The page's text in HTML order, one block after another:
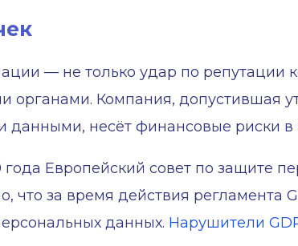
— не только удар по репутации
органами. Компания, допустившая
данными, несёт финансовые риски
Европейский совет по защите
что за время действия
данных. Нарушители